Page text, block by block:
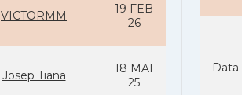
VICTORMM
19 FEB
26
Josep Tiana
18 MAI
25
Data